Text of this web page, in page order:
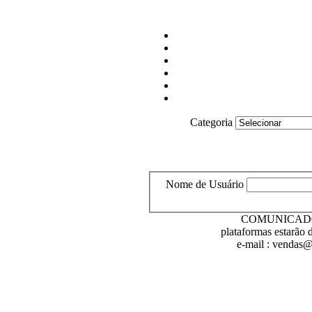
Categoria
Nome de Usuário
plataformas estarão
e-mail :